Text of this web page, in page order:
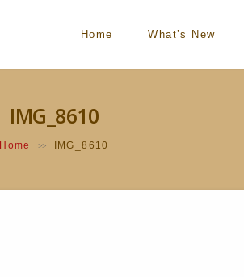
Home What’s New
IMG_8610
Home >> IMG_8610